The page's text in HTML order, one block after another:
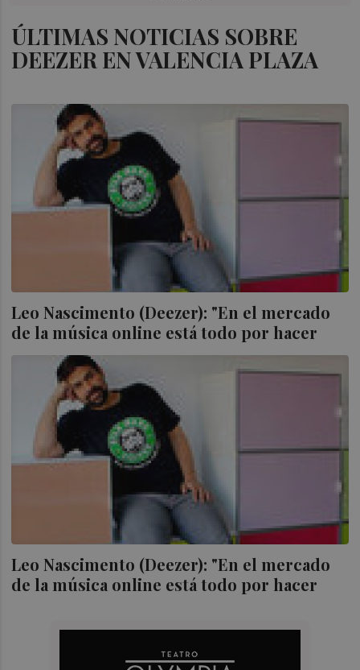
ÚLTIMAS NOTICIAS SOBRE
DEEZER EN VALENCIA PLAZA
Leo Nascimento (Deezer): "En el mercado
de la música online está todo por hacer
Leo Nascimento (Deezer): "En el mercado
de la música online está todo por hacer